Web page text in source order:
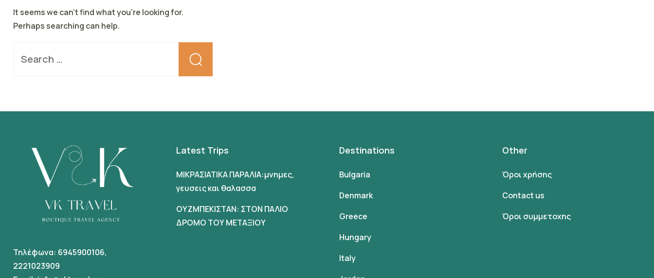
It seems we can’t find what you’re looking for.
Perhaps searching can help.
Τηλέφωνα: 6945900106,
2221023909
Latest Trips
ΜΙΚΡΑΣΙΑΤΙΚΑ ΠΑΡΑΛΙΑ:μνημες,
γευσεις και θαλασσα
ΟΥΖΜΠΕΚΙΣΤΑΝ: ΣΤΟΝ ΠΑΛΙΟ
ΔΡΟΜΟ ΤΟΥ ΜΕΤΑΞΙΟΥ
Destinations
Bulgaria
Denmark
Greece
Hungary
Italy
Other
Όροι χρήσης
Contact us
Όροι συμμετοχης